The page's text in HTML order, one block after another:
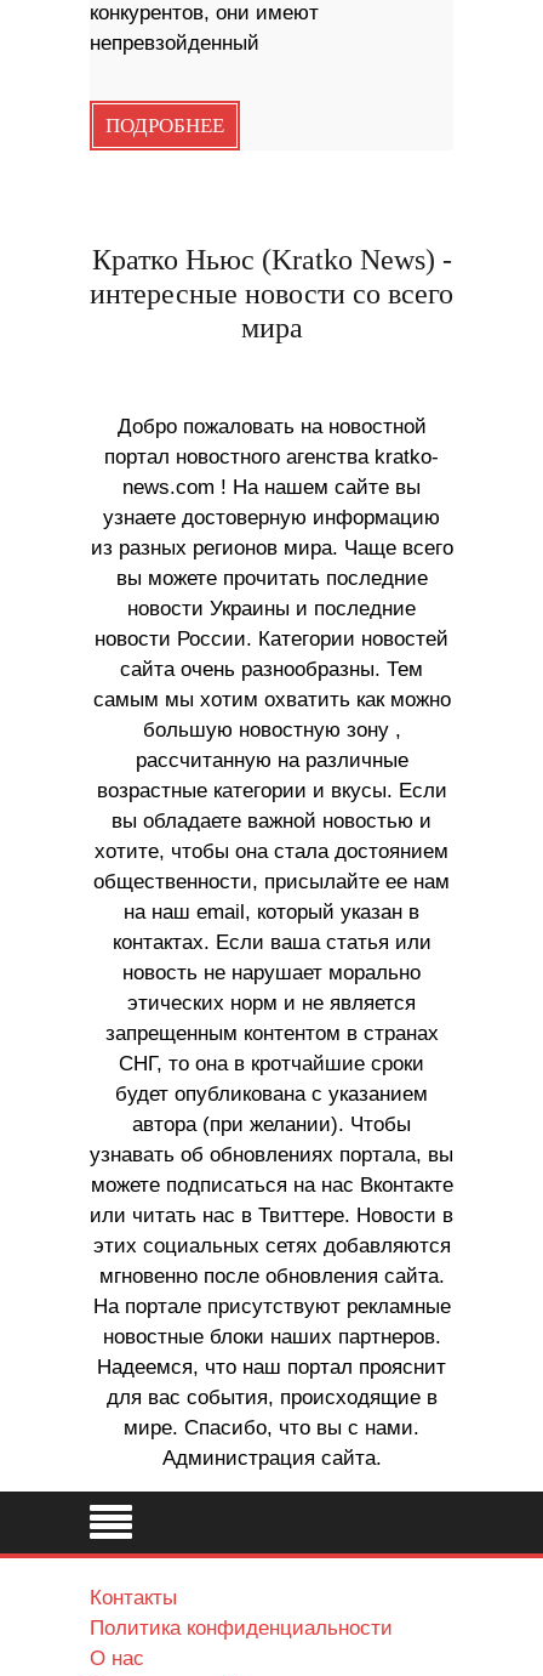
конкурентов, они имеют
непревзойденный
ПОДРОБНЕЕ
Кратко Ньюс (Kratko News) -
интересные новости со всего
мира
Добро пожаловать на новостной
портал новостного агенства kratko-
news.com ! На нашем сайте вы
узнаете достоверную информацию
из разных регионов мира. Чаще всего
вы можете прочитать последние
новости Украины и последние
новости России. Категории новостей
сайта очень разнообразны. Тем
самым мы хотим охватить как можно
большую новостную зону ,
рассчитанную на различные
возрастные категории и вкусы. Если
вы обладаете важной новостью и
хотите, чтобы она стала достоянием
общественности, присылайте ее нам
на наш email, который указан в
контактах. Если ваша статья или
новость не нарушает морально
этических норм и не является
запрещенным контентом в странах
СНГ, то она в кротчайшие сроки
будет опубликована с указанием
автора (при желании). Чтобы
узнавать об обновлениях портала, вы
можете подписаться на нас Вконтакте
или читать нас в Твиттере. Новости в
этих социальных сетях добавляются
мгновенно после обновления сайта.
На портале присутствуют рекламные
новостные блоки наших партнеров.
Надеемся, что наш портал прояснит
для вас события, происходящие в
мире. Спасибо, что вы с нами.
Администрация сайта.
Контакты
Политика конфиденциальности
О нас